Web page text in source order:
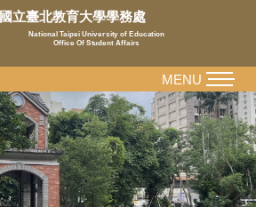
國立臺北教育大學學務處
National Taipei University of Education
Office Of Student Affairs
MENU